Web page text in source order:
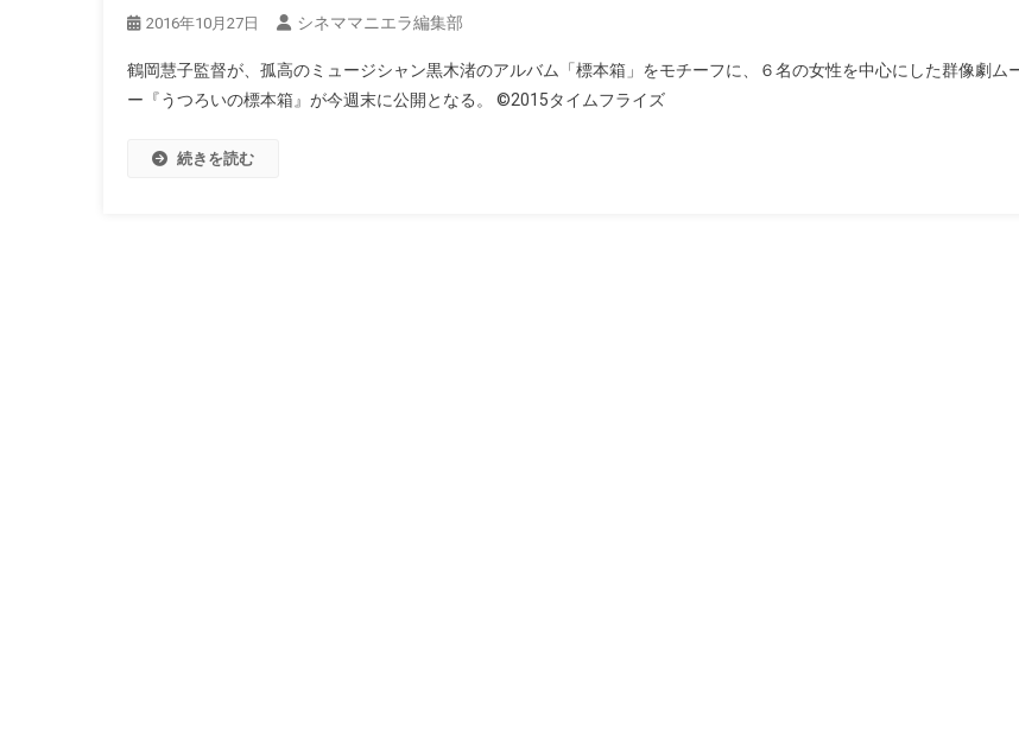
2016年10月27日 シネママニエラ編集部
鶴岡慧子監督が、孤高のミュージシャン黒木渚のアルバム「標本箱」をモチーフに、６名の女性を中心にした群像劇ム
ー『うつろいの標本箱』が今週末に公開となる。 ©2015タイムフライズ
続きを読む